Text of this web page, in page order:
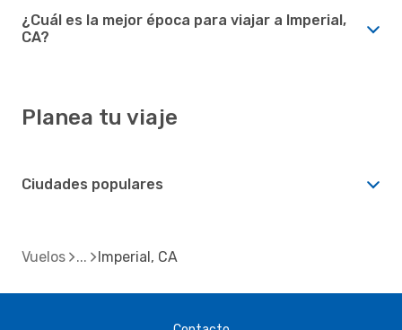
¿Cuál es la mejor época para viajar a Imperial,
CA?
Planea tu viaje
Ciudades populares
Vuelos Imperial, CA